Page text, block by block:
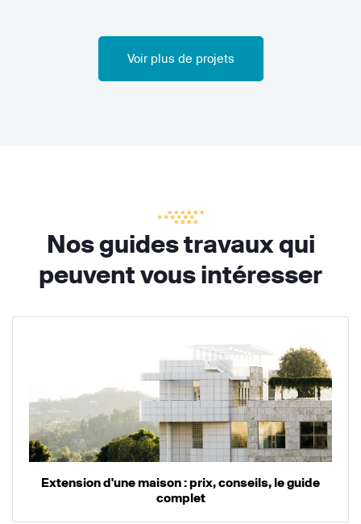
Voir plus de projets
Nos guides travaux qui
peuvent vous intéresser
Extension d'une maison : prix, conseils, le guide
complet